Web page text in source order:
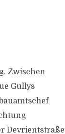
Zwischen
Gullys
Devrientstraße